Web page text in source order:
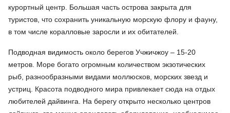
курортный центр. Большая часть острова закрыта для
туристов, что сохранить уникальную морскую флору и фауну,
в том числе коралловые заросли и их обитателей.
Подводная видимость около берегов Учжичжоу – 15-20
метров. Море богато огромным количеством экзотических
рыб, разнообразными видами моллюсков, морских звезд и
устриц. Красота подводного мира привлекает сюда на отдых
любителей дайвинга. На берегу открыто несколько центров